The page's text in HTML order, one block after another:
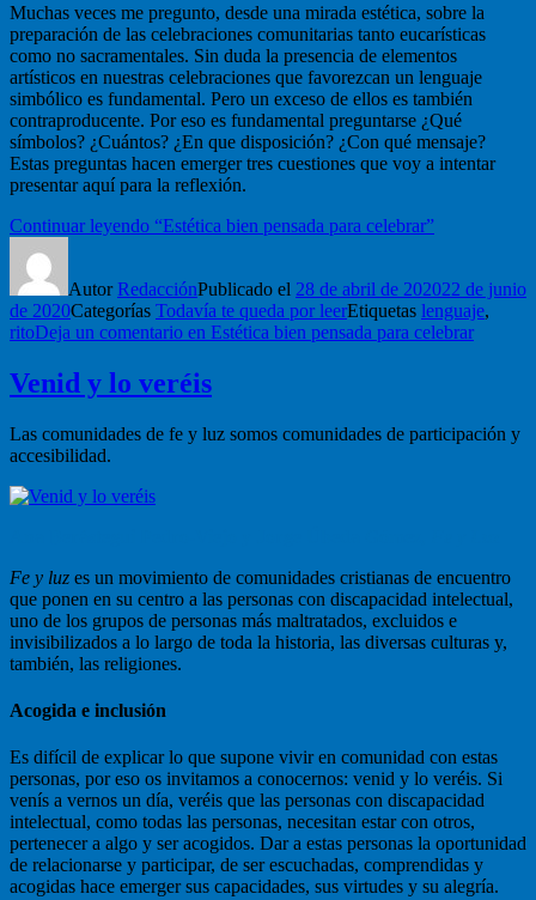
Muchas veces me pregunto, desde una mirada estética, sobre la
preparación de las celebraciones comunitarias tanto eucarísticas
como no sacramentales. Sin duda la presencia de elementos
artísticos en nuestras celebraciones que favorezcan un lenguaje
simbólico es fundamental. Pero un exceso de ellos es también
contraproducente. Por eso es fundamental preguntarse ¿Qué
símbolos? ¿Cuántos? ¿En que disposición? ¿Con qué mensaje?
Estas preguntas hacen emerger tres cuestiones que voy a intentar
presentar aquí para la reflexión.
Continuar leyendo “Estética bien pensada para celebrar”
AutorRedacciónPublicado el 28 de abril de 202022 de junio
de 2020Categorías Todavía te queda por leerEtiquetas lenguaje,
ritoDeja un comentario en Estética bien pensada para celebrar
Venid y lo veréis
Las comunidades de fe y luz somos comunidades de participación y
accesibilidad.
Fe y luz es un movimiento de comunidades cristianas de encuentro
que ponen en su centro a las personas con discapacidad intelectual,
uno de los grupos de personas más maltratados, excluidos e
invisibilizados a lo largo de toda la historia, las diversas culturas y,
también, las religiones.
Acogida e inclusión
Es difícil de explicar lo que supone vivir en comunidad con estas
personas, por eso os invitamos a conocernos: venid y lo veréis. Si
venís a vernos un día, veréis que las personas con discapacidad
intelectual, como todas las personas, necesitan estar con otros,
pertenecer a algo y ser acogidos. Dar a estas personas la oportunidad
de relacionarse y participar, de ser escuchadas, comprendidas y
acogidas hace emerger sus capacidades, sus virtudes y su alegría.